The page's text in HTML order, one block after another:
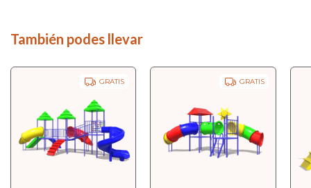
También podes llevar
GRATIS GRATIS